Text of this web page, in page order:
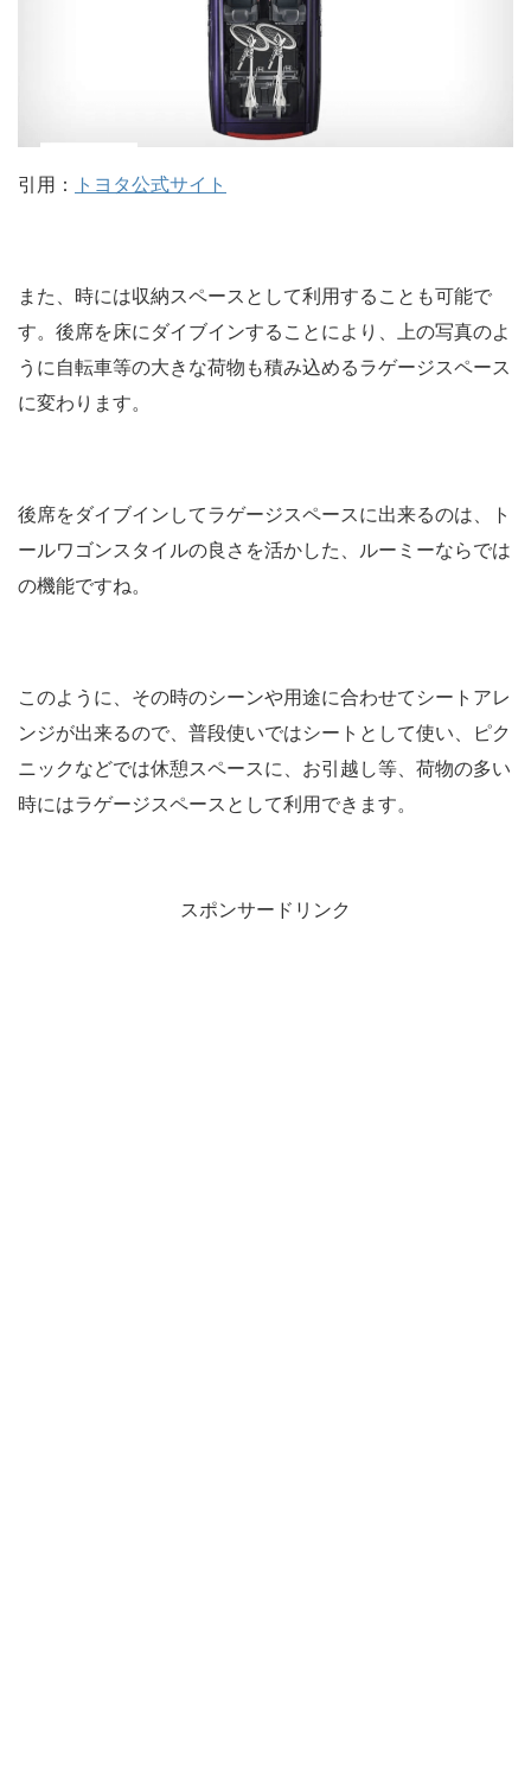
引用： トヨタ公式サイト
また、時には収納スペースとして利用することも可能で
す。後席を床にダイブインすることにより、上の写真のよ
うに自転車等の大きな荷物も積み込めるラゲージスペース
に変わります。
後席をダイブインしてラゲージスペースに出来るのは、ト
ールワゴンスタイルの良さを活かした、ルーミーならでは
の機能ですね。
このように、その時のシーンや用途に合わせてシートアレ
ンジが出来るので、普段使いではシートとして使い、ピク
ニックなどでは休憩スペースに、お引越し等、荷物の多い
時にはラゲージスペースとして利用できます。
スポンサードリンク